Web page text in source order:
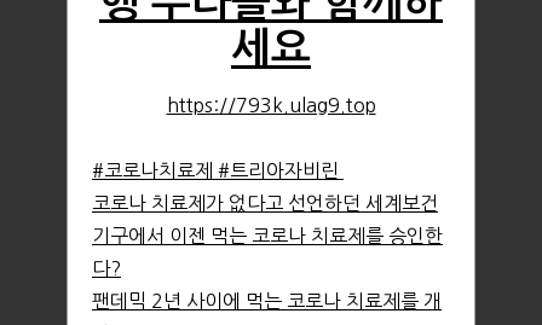
세요
https://793k.ulag9.top
#코로나치료제 #트리아자비린
코로나 치료제가 없다고 선언하던 세계보건
기구에서 이젠 먹는 코로나 치료제를 승인한
다?
팬데믹 2년 사이에 먹는 코로나 치료제를 개